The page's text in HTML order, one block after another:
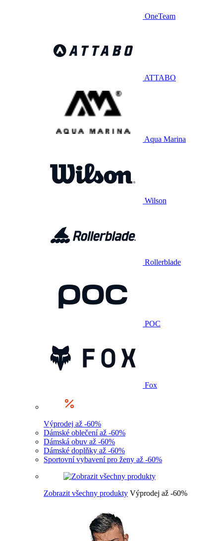
OneTeam
ATTABO
Aqua Marina
Wilson
Rollerblade
POC
Fox
Výprodej až -60%
Dámské oblečení až -60%
Dámská obuv až -60%
Dámské doplňky až -60%
Sportovní vybavení pro ženy až -60%
Zobrazit všechny produkty Výprodej až -60%